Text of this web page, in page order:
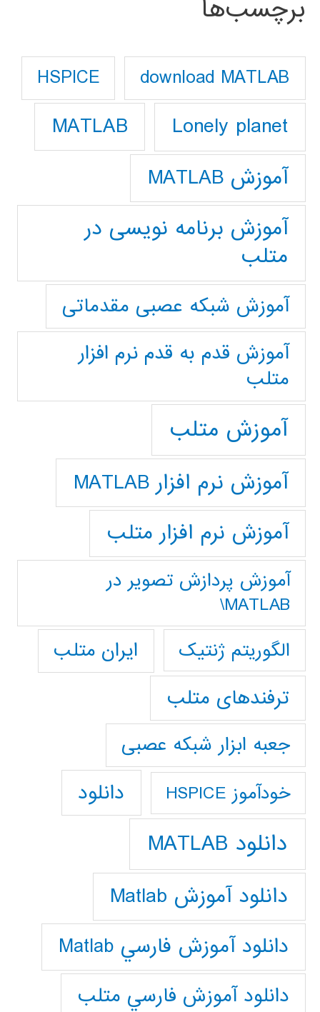
برچسب‌ها
download MATLAB
HSPICE
Lonely planet
MATLAB
آموزش MATLAB
آموزش برنامه نویسی در
متلب
آموزش شبکه عصبی مقدماتی
آموزش قدم به قدم نرم افزار
متلب
آموزش متلب
آموزش نرم افزار MATLAB
آموزش نرم افزار متلب
آموزش پردازش تصوير در
MATLAB\
الگوریتم ژنتیک
ایران متلب
ترفندهای متلب
جعبه ابزار شبکه عصبی
خودآموز HSPICE دانلود
دانلود MATLAB
دانلود آموزش Matlab
دانلود آموزش فارسي Matlab
دانلود آموزش فارسي متلب